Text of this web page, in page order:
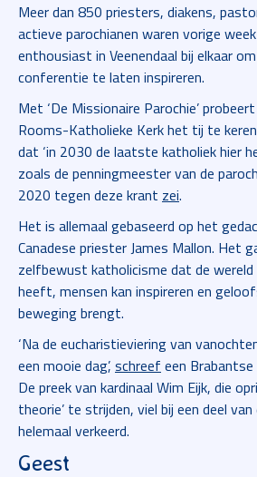
Meer dan 850 priesters, diakens,
actieve parochianen waren vorige
enthousiast in Veenendaal bij elkaar
conferentie te laten inspireren.
Met ‘De Missionaire Parochie’
Rooms-Katholieke Kerk het tij te
dat ‘in 2030 de laatste katholiek hier
zoals de penningmeester van de
2020 tegen deze krant zei.
Het is allemaal gebaseerd op het
Canadese priester James Mallon. Het
zelfbewust katholicisme dat de
heeft, mensen kan inspireren en
beweging brengt.
‘Na de eucharistieviering van
een mooie dag’, schreef een Brabantse
De preek van kardinaal Wim Eijk, die
theorie’ te strijden, viel bij een deel
helemaal verkeerd.
Geest